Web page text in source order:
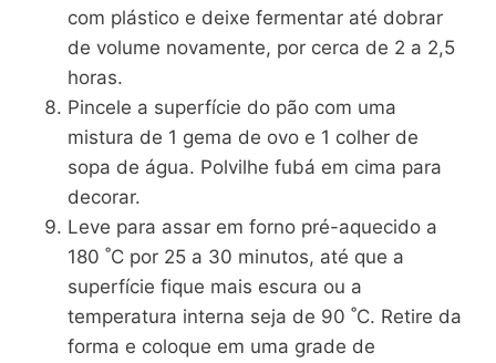
com plástico e deixe fermentar até dobrar
de volume novamente, por cerca de 2 a 2,5
horas.
Pincele a superfície do pão com uma
mistura de 1 gema de ovo e 1 colher de
sopa de água. Polvilhe fubá em cima para
decorar.
Leve para assar em forno pré-aquecido a
180 ˚C por 25 a 30 minutos, até que a
superfície fique mais escura ou a
temperatura interna seja de 90 ˚C. Retire da
forma e coloque em uma grade de